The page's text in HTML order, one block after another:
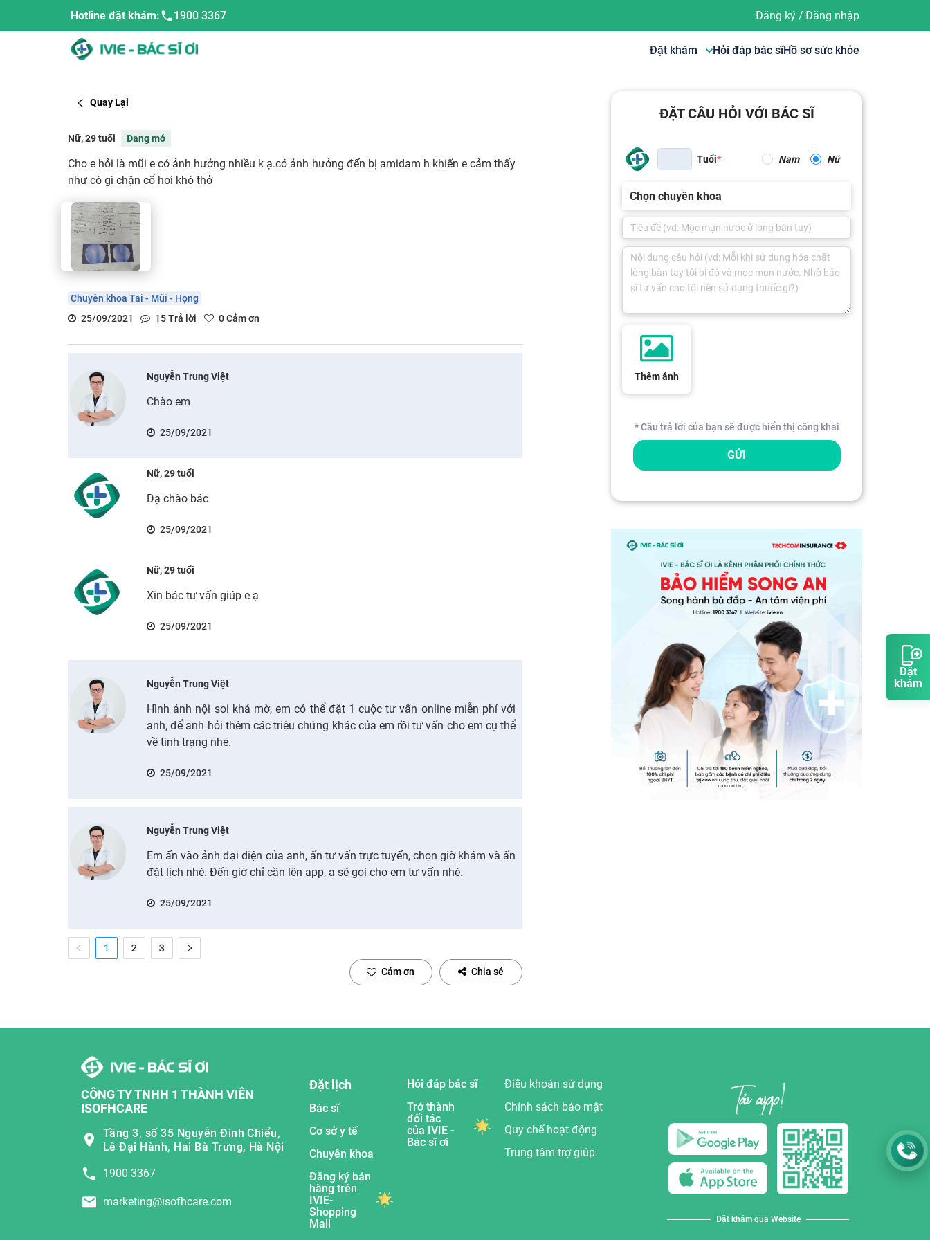
Đặt
khám
Hotline đặt khám: 1900 3367 Đăng ký/ Đăng nhập
Đặt khám Hỏi đáp bác sĩHồ sơ sức khỏe
Quay Lại
Nữ, 29 tuổi Đang mở
Cho e hỏi là mũi e có ảnh hưởng nhiều k ạ.có ảnh hưởng đến bị amidam h khiến e cảm thấy
như có gì chặn cổ hơi khó thở
Chuyên khoa Tai - Mũi - Họng
25/09/2021
15Trả lời 0Cảm ơn
Nguyễn Trung Việt
Chào em
25/09/2021
Nữ, 29 tuổi
Dạ chào bác
25/09/2021
Nữ, 29 tuổi
Xin bác tư vấn giúp e ạ
25/09/2021
Nguyễn Trung Việt
Hình ảnh nội soi khá mờ, em có thể đặt 1 cuộc tư vấn online miễn phí với
anh, để anh hỏi thêm các triệu chứng khác của em rồi tư vấn cho em cụ thể
về tình trạng nhé.
25/09/2021
Nguyễn Trung Việt
Em ấn vào ảnh đại diện của anh, ấn tư vấn trực tuyến, chọn giờ khám và ấn
đặt lịch nhé. Đến giờ chỉ cần lên app, a sẽ gọi cho em tư vấn nhé.
25/09/2021
1 2 3
Cảm ơn Chia sẻ
ĐẶT CÂU HỎI VỚI BÁC SĨ
Tuổi Nam Nữ
Chọn chuyên khoa
Thêm ảnh
* Câu trả lời của bạn sẽ được hiển thị công khai
GỬI
CÔNG TY TNHH 1 THÀNH VIÊN
ISOFHCARE
Tầng 3, số 35 Nguyễn Đình Chiểu,
Lê Đại Hành, Hai Bà Trưng, Hà Nội
1900 3367
marketing@isofhcare.com
Đặt lịch
Bác sĩ
Cơ sở y tế
Chuyên khoa
Đăng ký bán
hàng trên
IVIE-
Shopping
Mall
Hỏi đáp bác sĩ
Trở thành
đối tác
của IVIE -
Bác sĩ ơi
Điều khoản sử dụng
Chính sách bảo mật
Quy chế hoạt động
Trung tâm trợ giúp
Đặt khám qua Website